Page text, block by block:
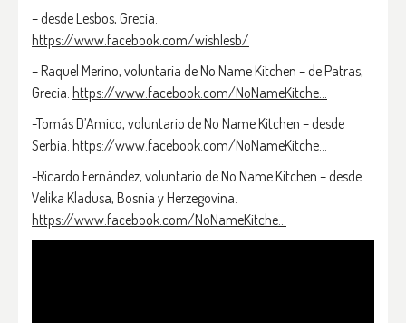
– desde Lesbos, Grecia.
https://www.facebook.com/wishlesb/
– Raquel Merino, voluntaria de No Name Kitchen – de Patras,
Grecia. https://www.facebook.com/NoNameKitche…
-Tomás D’Amico, voluntario de No Name Kitchen – desde
Serbia. https://www.facebook.com/NoNameKitche…
-Ricardo Fernández, voluntario de No Name Kitchen – desde
Velika Kladusa, Bosnia y Herzegovina.
https://www.facebook.com/NoNameKitche…